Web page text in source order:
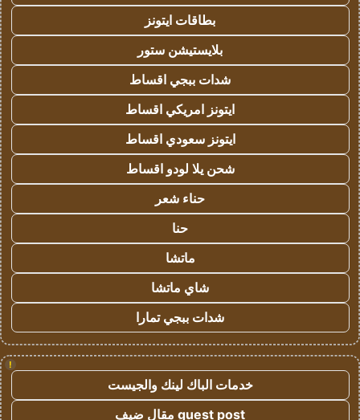
بطاقات ايتونز
بلايستيشن ستور
شدات ببجي اقساط
ايتونز امريكي اقساط
ايتونز سعودي اقساط
شحن يلا لودو اقساط
حناء شعر
حنا
ماتشا
شاي ماتشا
شدات ببجي تمارا
!
خدمات الباك لينك والجيست
guest post مقال ضيف